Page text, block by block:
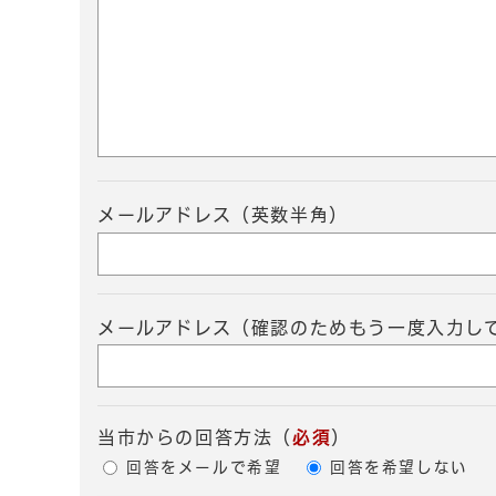
メールアドレス（英数半角）
メールアドレス（確認のためもう一度入力し
当市からの回答方法 （ 必須）
回答をメールで希望 回答を希望しない